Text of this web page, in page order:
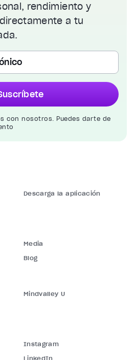
rendimiento y
a tu
con nosotros. Puedes darte de
Descarga la aplicación
Media
Blog
Mindvalley U
Instagram
LinkedIn